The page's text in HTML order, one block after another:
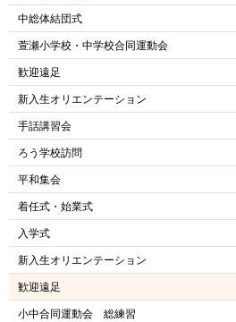
中総体結団式
萱瀬小学校・中学校合同運動会
歓迎遠足
新入生オリエンテーション
手話講習会
ろう学校訪問
平和集会
着任式・始業式
入学式
新入生オリエンテーション
歓迎遠足
小中合同運動会 総練習